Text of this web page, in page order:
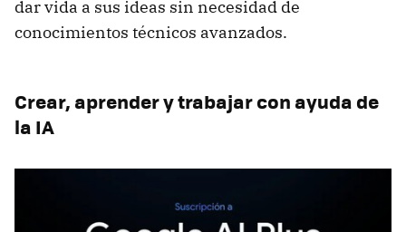
dar vida a sus ideas sin necesidad de
conocimientos técnicos avanzados.
Crear, aprender y trabajar con ayuda de
la IA